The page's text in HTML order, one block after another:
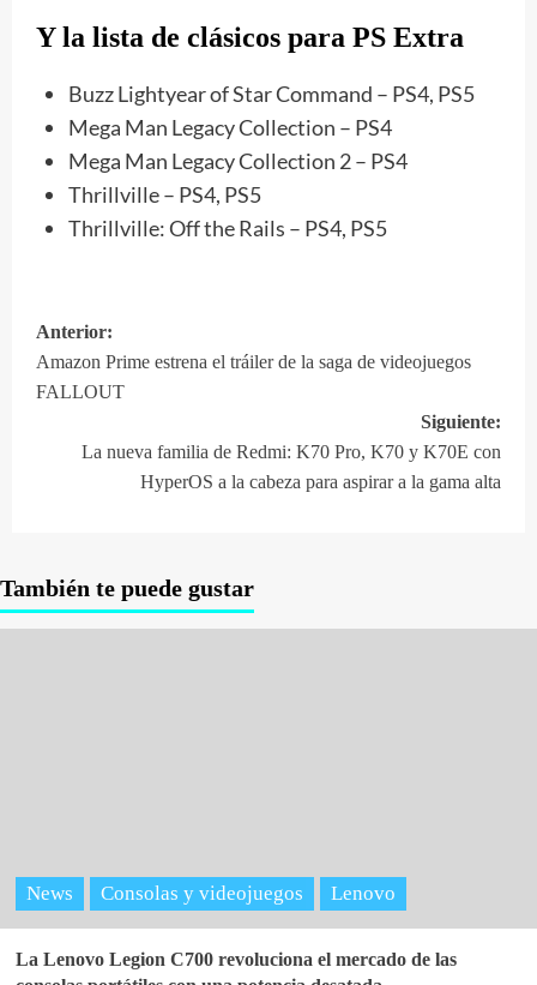
Y la lista de clásicos para PS Extra
Buzz Lightyear of Star Command – PS4, PS5
Mega Man Legacy Collection – PS4
Mega Man Legacy Collection 2 – PS4
Thrillville – PS4, PS5
Thrillville: Off the Rails – PS4, PS5
Navegación
de
Anterior:
Amazon Prime estrena el tráiler de la saga de videojuegos
FALLOUT
Siguiente:
La nueva familia de Redmi: K70 Pro, K70 y K70E con
HyperOS a la cabeza para aspirar a la gama alta
También te puede gustar
News Consolas y videojuegos Lenovo
La Lenovo Legion C700 revoluciona el mercado de las